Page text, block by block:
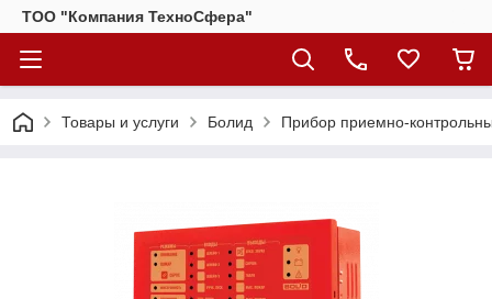
ТОО "Компания ТехноСфера"
Товары и услуги Болид Прибор приемно-